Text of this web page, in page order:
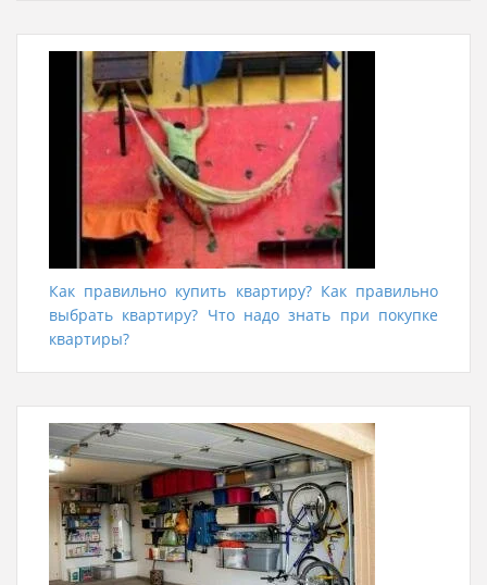
Как правильно купить квартиру? Как правильно
выбрать квартиру? Что надо знать при покупке
квартиры?